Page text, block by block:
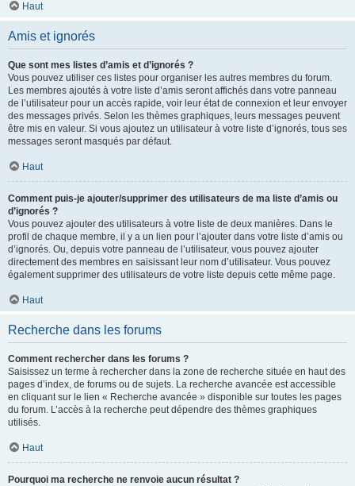
Haut
Amis et ignorés
Que sont mes listes d’amis et d’ignorés ?
Vous pouvez utiliser ces listes pour organiser les autres membres du forum.
Les membres ajoutés à votre liste d’amis seront affichés dans votre panneau
de l’utilisateur pour un accès rapide, voir leur état de connexion et leur envoyer
des messages privés. Selon les thèmes graphiques, leurs messages peuvent
être mis en valeur. Si vous ajoutez un utilisateur à votre liste d’ignorés, tous ses
messages seront masqués par défaut.
Haut
Comment puis-je ajouter/supprimer des utilisateurs de ma liste d’amis ou
d’ignorés ?
Vous pouvez ajouter des utilisateurs à votre liste de deux manières. Dans le
profil de chaque membre, il y a un lien pour l’ajouter dans votre liste d’amis ou
d’ignorés. Ou, depuis votre panneau de l’utilisateur, vous pouvez ajouter
directement des membres en saisissant leur nom d’utilisateur. Vous pouvez
également supprimer des utilisateurs de votre liste depuis cette même page.
Haut
Recherche dans les forums
Comment rechercher dans les forums ?
Saisissez un terme à rechercher dans la zone de recherche située en haut des
pages d’index, de forums ou de sujets. La recherche avancée est accessible
en cliquant sur le lien « Recherche avancée » disponible sur toutes les pages
du forum. L’accès à la recherche peut dépendre des thèmes graphiques
utilisés.
Haut
Pourquoi ma recherche ne renvoie aucun résultat ?